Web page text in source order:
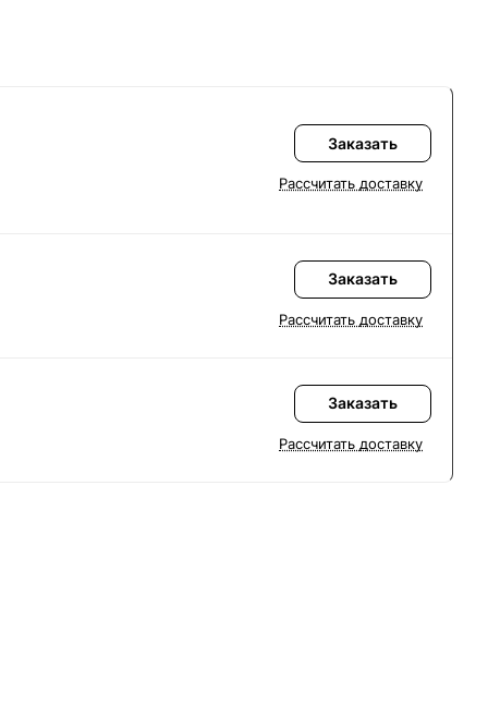
Заказать
Рассчитать доставку
Заказать
Рассчитать доставку
Заказать
Рассчитать доставку